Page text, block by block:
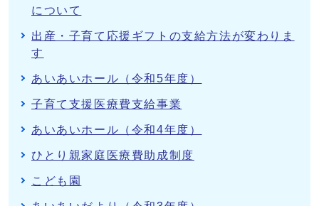
について
出産・子育て応援ギフトの支給方法が変わりま
す
あいあいホール（令和5年度）
子育て支援医療費支給事業
あいあいホール（令和4年度）
ひとり親家庭医療費助成制度
こども園